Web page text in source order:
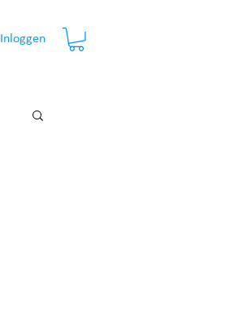
Inloggen